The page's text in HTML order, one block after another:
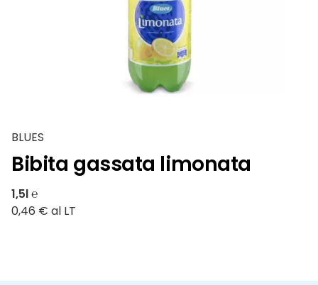
BLUES
Bibita gassata limonata
1,5l ℮
0,46 € al LT